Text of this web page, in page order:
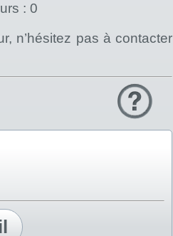
: 0
n’hésitez pas à contacter